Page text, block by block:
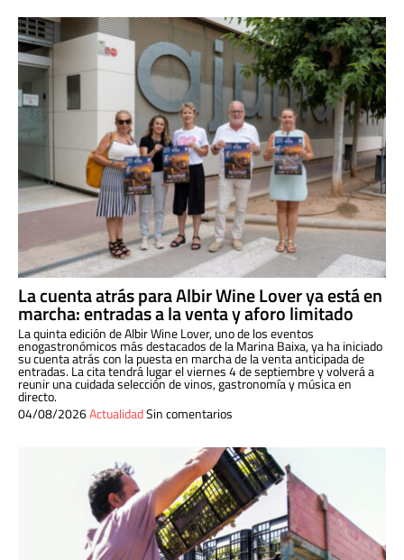
La cuenta atrás para Albir Wine Lover ya está en
marcha: entradas a la venta y aforo limitado
La quinta edición de Albir Wine Lover, uno de los eventos
enogastronómicos más destacados de la Marina Baixa, ya ha iniciado
su cuenta atrás con la puesta en marcha de la venta anticipada de
entradas. La cita tendrá lugar el viernes 4 de septiembre y volverá a
reunir una cuidada selección de vinos, gastronomía y música en
directo.
04/08/2026ActualidadSin comentarios